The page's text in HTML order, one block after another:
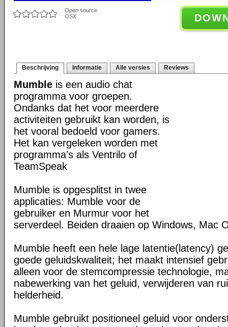
Open source
OSX
Beschrijving Informatie Alle versies Reviews
Mumble is een audio chat
programma voor groepen.
Ondanks dat het voor meerdere
activiteiten gebruikt kan worden, is
het vooral bedoeld voor gamers.
Het kan vergeleken worden met
programma's als Ventrilo of
TeamSpeak
Mumble is opgesplitst in twee
applicaties: Mumble voor de
gebruiker en Murmur voor het
serverdeel. Beiden draaien op Windows, Mac
Mumble heeft een hele lage latentie(latency)
goede geluidskwaliteit; het maakt intensief
alleen voor de stemcompressie technologie,
nabewerking van het geluid, verwijderen van
helderheid.
Mumble gebruikt positioneel geluid voor